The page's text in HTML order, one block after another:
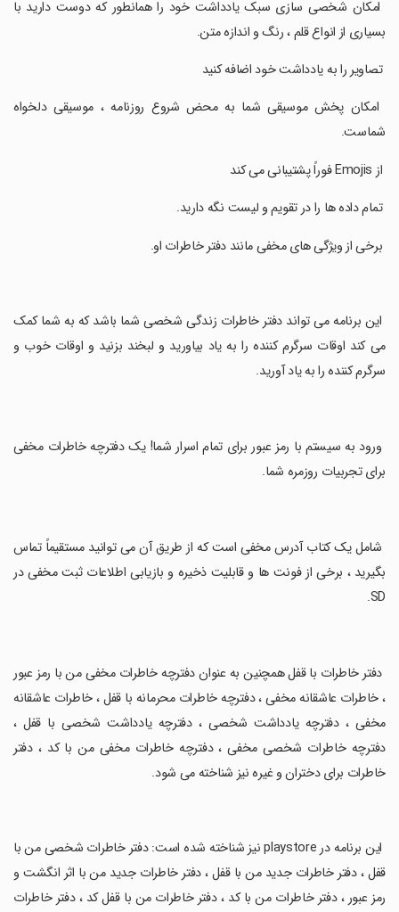
‏ امکان شخصی سازی سبک یادداشت خود را همانطور که دوست دارید با
بسیاری از انواع قلم ، رنگ و اندازه متن.
‏ تصاویر را به یادداشت خود اضافه کنید
‏ امکان پخش موسیقی شما به محض شروع روزنامه ، موسیقی دلخواه
شماست.
‏ از Emojis فوراً پشتیبانی می کند
‏ تمام داده ها را در تقویم و لیست نگه دارید.
‏ برخی از ویژگی های مخفی مانند دفتر خاطرات او.
‏ این برنامه می تواند دفتر خاطرات زندگی شخصی شما باشد که به شما کمک
می کند اوقات سرگرم کننده را به یاد بیاورید و لبخند بزنید و اوقات خوب و
سرگرم کننده را به یاد آورید.
‏ ورود به سیستم با رمز عبور برای تمام اسرار شما! یک دفترچه خاطرات مخفی
برای تجربیات روزمره شما.
‏ شامل یک کتاب آدرس مخفی است که از طریق آن می توانید مستقیماً تماس
بگیرید ، برخی از فونت ها و قابلیت ذخیره و بازیابی اطلاعات ثبت مخفی در
SD.
‏ دفتر خاطرات با قفل همچنین به عنوان دفترچه خاطرات مخفی من با رمز عبور
، خاطرات عاشقانه مخفی ، دفترچه خاطرات محرمانه با قفل ، خاطرات عاشقانه
مخفی ، دفترچه یادداشت شخصی ، دفترچه یادداشت شخصی با قفل ،
دفترچه خاطرات شخصی مخفی ، دفترچه خاطرات مخفی من با کد ، دفتر
خاطرات برای دختران و غیره نیز شناخته می شود.
‏ این برنامه در playstore نیز شناخته شده است: دفتر خاطرات شخصی من با
قفل ، دفتر خاطرات جدید من با قفل ، دفتر خاطرات جدید من با اثر انگشت و
رمز عبور ، دفتر خاطرات من با کد ، دفتر خاطرات من با قفل کد ، دفتر خاطرات